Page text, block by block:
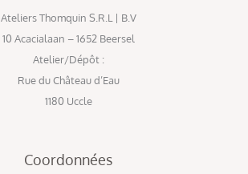
Ateliers Thomquin S.R.L | B.V
10 Acacialaan – 1652 Beersel
Atelier/Dépôt :
Rue du Château d’Eau
1180 Uccle
Coordonnées